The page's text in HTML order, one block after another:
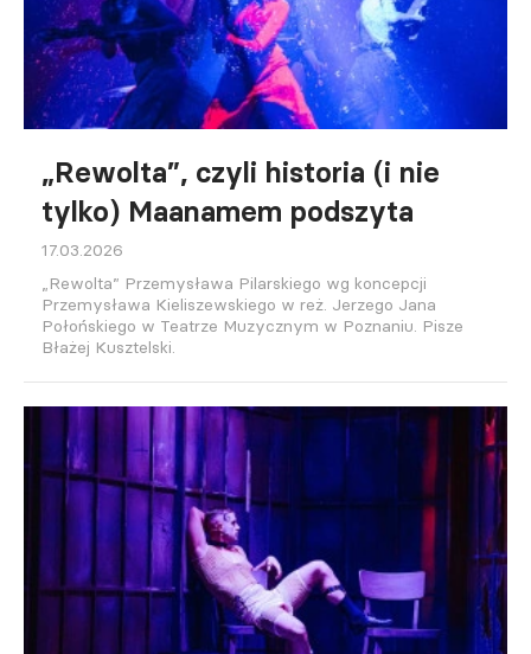
„Rewolta”, czyli historia (i nie
tylko) Maanamem podszyta
17.03.2026
„Rewolta” Przemysława Pilarskiego wg koncepcji
Przemysława Kieliszewskiego w reż. Jerzego Jana
Połońskiego w Teatrze Muzycznym w Poznaniu. Pisze
Błażej Kusztelski.